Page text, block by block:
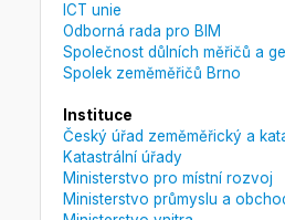
ICT unie
Odborná rada pro BIM
Společnost důlních měřičů a
Spolek zeměměřičů Brno
Instituce
Český úřad zeměměřický a
Katastrální úřady
Ministerstvo pro místní rozvoj
Ministerstvo průmyslu a